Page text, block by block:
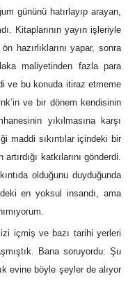
gününü hatırlayıp arayan,
Kitaplarının yayın işleriyle
hazırlıklarını yapar, sonra
maliyetinden fazla para
ve bu konuda itiraz etmeme
ve bir dönem kendisinin
yıkılmasına karşı
maddi sıkıntılar içindeki bir
katkılarını gönderdi.
olduğunu duyduğunda
en yoksul insandı, ama
içmiş ve bazı tarihi yerleri
Bana soruyordu: Şu
evine böyle şeyler de alıyor